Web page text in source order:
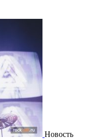
Новость